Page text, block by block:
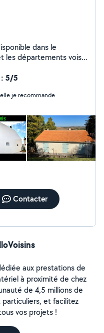
dans le
les départements voisin
façade pignon
des déchets verts
: 5/5
Contacter
aux prestations de
à proximité de chez
de 4,5 millions de
et facilitez
vos projets !